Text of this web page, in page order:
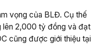
vọng của BLĐ. Cụ thế
lên 2,000 tỷ đồng và đạt
cũng được giới thiệu tại